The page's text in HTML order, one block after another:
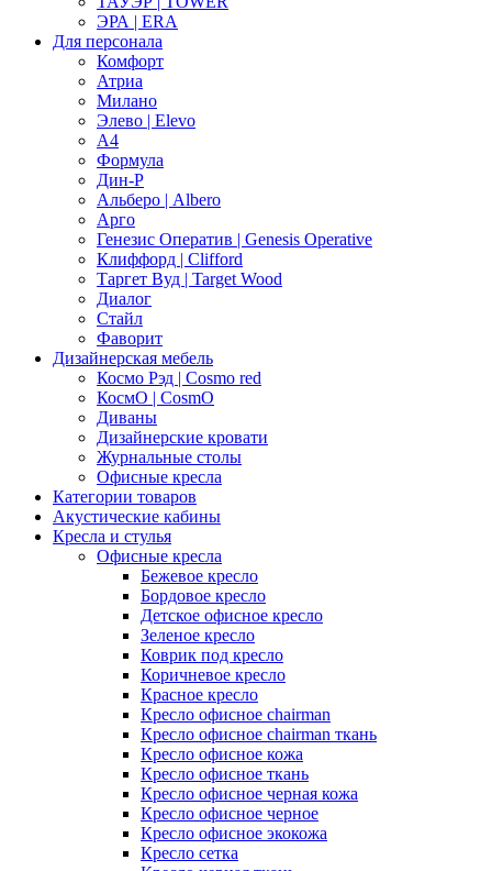
ЭРА | ERA
Для персонала
Комфорт
Атриа
Милано
Элево | Elevo
А4
Формула
Дин-Р
Альберо | Albero
Арго
Генезис Оператив | Genesis Operative
Клиффорд | Clifford
Таргет Вуд | Target Wood
Диалог
Стайл
Фаворит
Дизайнерская мебель
Космо Рэд | Cosmo red
КосмО | CosmO
Диваны
Дизайнерские кровати
Журнальные столы
Офисные кресла
Категории товаров
Акустические кабины
Кресла и стулья
Офисные кресла
Бежевое кресло
Бордовое кресло
Детское офисное кресло
Зеленое кресло
Коврик под кресло
Коричневое кресло
Красное кресло
Кресло офисное chairman
Кресло офисное chairman ткань
Кресло офисное кожа
Кресло офисное ткань
Кресло офисное черная кожа
Кресло офисное черное
Кресло офисное экокожа
Кресло сетка